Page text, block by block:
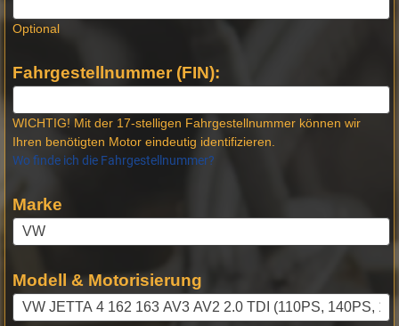
Optional
Fahrgestellnummer (FIN):
WICHTIG! Mit der 17-stelligen Fahrgestellnummer können wir
Ihren benötigten Motor eindeutig identifizieren.
Wo finde ich die Fahrgestellnummer?
Marke
Modell & Motorisierung